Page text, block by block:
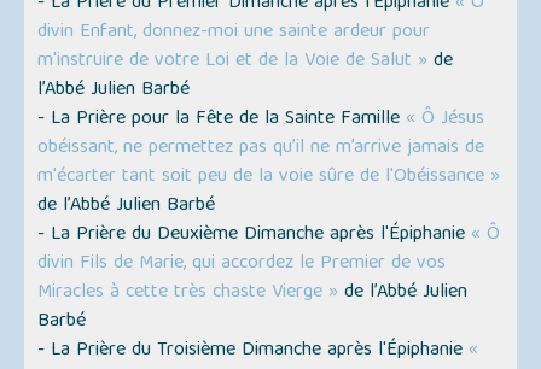
divin Enfant, donnez-moi une sainte ardeur pour
m'instruire de votre Loi et de la Voie de Salut » de
l’Abbé Julien Barbé
- La Prière pour la Fête de la Sainte Famille « Ô Jésus
obéissant, ne permettez pas qu’il ne m’arrive jamais de
m'écarter tant soit peu de la voie sûre de l'Obéissance »
de l’Abbé Julien Barbé
- La Prière du Deuxième Dimanche après l'Épiphanie « Ô
divin Fils de Marie, qui accordez le Premier de vos
Miracles à cette très chaste Vierge » de l’Abbé Julien
Barbé
- La Prière du Troisième Dimanche après l'Épiphanie «